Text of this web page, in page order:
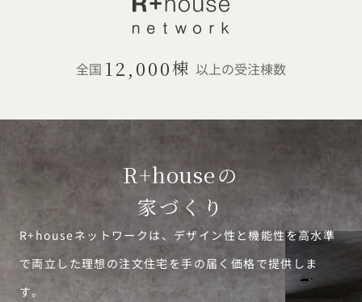
全国 12,000棟 以上の受注棟数
R+houseの
家づくり
R+houseネットワークは、デザイン性と機能性を高水準
で両立した理想の注文住宅を手の届く価格で提供しま
す。